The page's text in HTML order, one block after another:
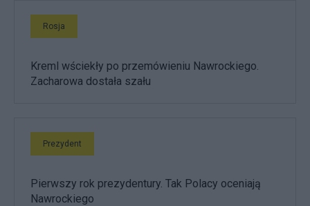
Rosja
Kreml wściekły po przemówieniu Nawrockiego.
Zacharowa dostała szału
Prezydent
Pierwszy rok prezydentury. Tak Polacy oceniają
Nawrockiego